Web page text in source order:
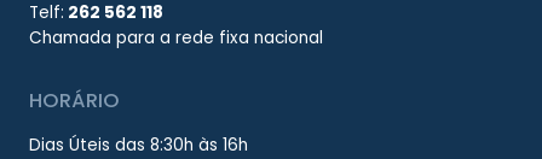
Telf: 262 562 118
Chamada para a rede fixa nacional
HORÁRIO
Dias Úteis das 8:30h às 16h